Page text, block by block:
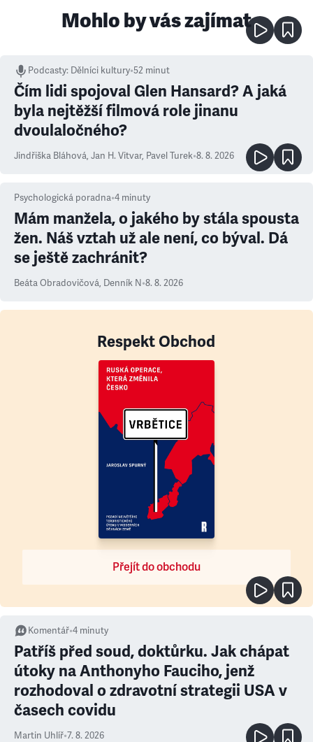
Mohlo by vás zajímat
Podcasty: Dělníci kultury•52 minut
Čím lidi spojoval Glen Hansard? A jaká
byla nejtěžší filmová role jinanu
dvoulaločného?
Jindřiška Bláhová, Jan H. Vitvar, Pavel Turek•8. 8. 2026
Psychologická poradna•4 minuty
Mám manžela, o jakého by stála spousta
žen. Náš vztah už ale není, co býval. Dá
se ještě zachránit?
Beáta Obradovičová, Denník N•8. 8. 2026
Respekt Obchod
Přejít do obchodu
Komentář•4 minuty
Patříš před soud, doktůrku. Jak chápat
útoky na Anthonyho Fauciho, jenž
rozhodoval o zdravotní strategii USA v
časech covidu
Martin Uhlíř•7. 8. 2026